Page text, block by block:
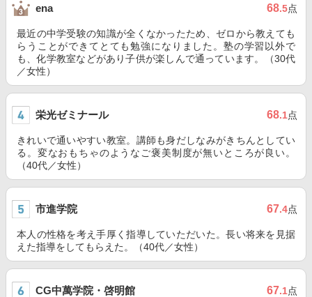
ena 68.5点
最近の中学受験の知識が全くなかったため、ゼロから教えても
らうことができてとても勉強になりました。塾の学習以外で
も、化学教室などがあり子供が楽しんで通っています。（30代
／女性）
栄光ゼミナール 68.1点
きれいで通いやすい教室。講師も身だしなみがきちんとしてい
る。変なおもちゃのようなご褒美制度が無いところが良い。
（40代／女性）
市進学院 67.4点
本人の性格を考え手厚く指導していただいた。長い将来を見据
えた指導をしてもらえた。（40代／女性）
CG中萬学院・啓明館 67.1点